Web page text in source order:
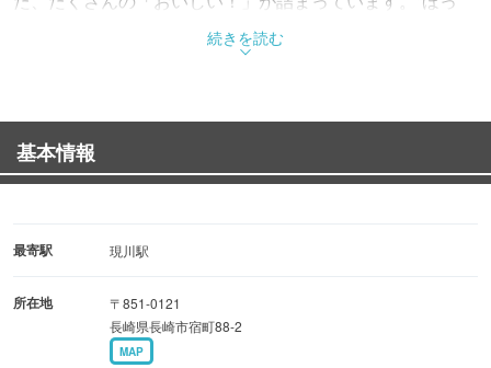
と”できるお弁当で、“もっと”お客様を笑顔にする。これか
らも、そんなお弁当をお届けします。
続きを読む
基本情報
最寄駅 現川駅
所在地
〒851-0121
長崎県長崎市宿町88-2
MAP